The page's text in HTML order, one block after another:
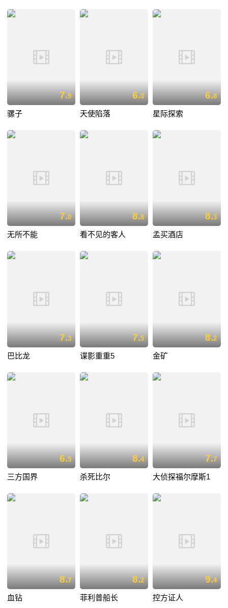
7.9
骡子
6.0
天使陷落
6.8
星际探索
7.0
无所不能
8.8
看不见的客人
8.3
孟买酒店
7.3
巴比龙
7.5
谍影重重5
8.2
金矿
6.5
三方国界
8.4
杀死比尔
7.7
大侦探福尔摩斯1
8.7
血钻
8.2
菲利普船长
9.4
控方证人